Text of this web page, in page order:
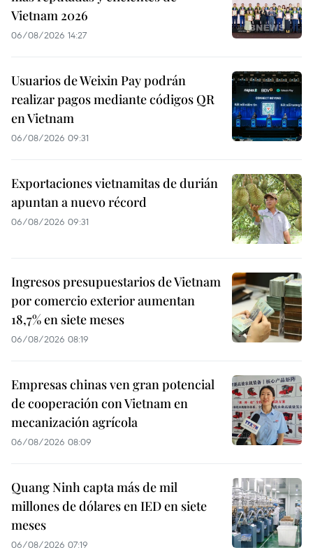
Vietnam 2026
06/08/2026 14:27
Usuarios de Weixin Pay podrán
realizar pagos mediante códigos QR
en Vietnam
06/08/2026 09:31
Exportaciones vietnamitas de durián
apuntan a nuevo récord
06/08/2026 09:31
Ingresos presupuestarios de Vietnam
por comercio exterior aumentan
18,7% en siete meses
06/08/2026 08:19
Empresas chinas ven gran potencial
de cooperación con Vietnam en
mecanización agrícola
06/08/2026 08:09
Quang Ninh capta más de mil
millones de dólares en IED en siete
meses
06/08/2026 07:19